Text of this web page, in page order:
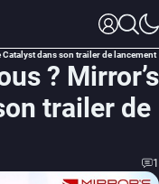
dans son trailer de lancement
? Mirror’s
trailer de
1